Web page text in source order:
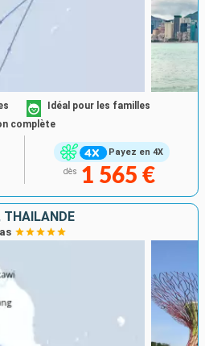
Payez en 4X
Idéal pour les familles
complète
dès 1 565 €
THAÏLANDE